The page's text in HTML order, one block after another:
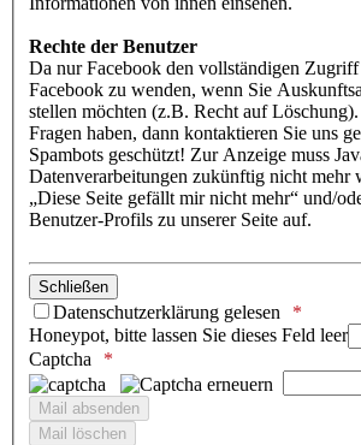
Rechte der Benutzer
Da nur Facebook den vollständigen
Facebook zu wenden, wenn Sie
stellen möchten (z.B. Recht auf
Fragen haben, dann kontaktieren Sie uns
Spambots geschützt! Zur Anzeige muss
Datenverarbeitungen zukünftig nicht mehr
„Diese Seite gefällt mir nicht mehr“ und/
Benutzer-Profils zu unserer Seite auf.
Schließen
Datenschutzerklärung gelesen
Honeypot, bitte lassen Sie dieses Feld leer
Captcha